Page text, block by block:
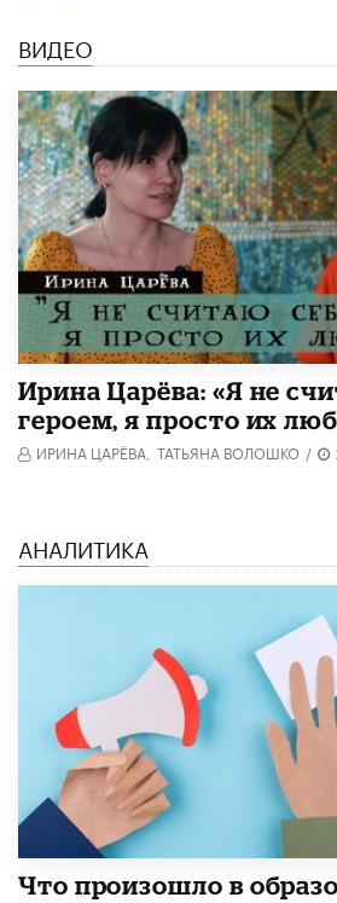
ВИДЕО
Ирина Царёва: «Я не
героем, я просто их
ИРИНА ЦАРЁВА, ТАТЬЯНА ВОЛОШКО /
АНАЛИТИКА
​Что произошло в